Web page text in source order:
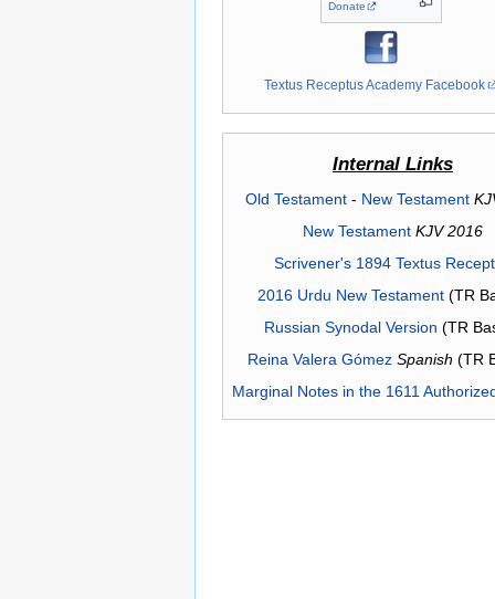
Donate
Textus Receptus Academy Facebook
Internal Links
Old Testament- New Testament
New Testament KJV 2016
Scrivener's 1894 Textus
2016 Urdu New Testament(TR
Russian Synodal Version (TR
Reina Valera Gómez Spanish (TR
Marginal Notes in the 1611